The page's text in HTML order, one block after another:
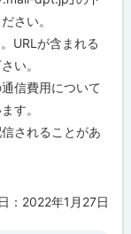
さい。
URLが含まれる
い。
信費用について
す。
されることがあ
： 2022年1月27日